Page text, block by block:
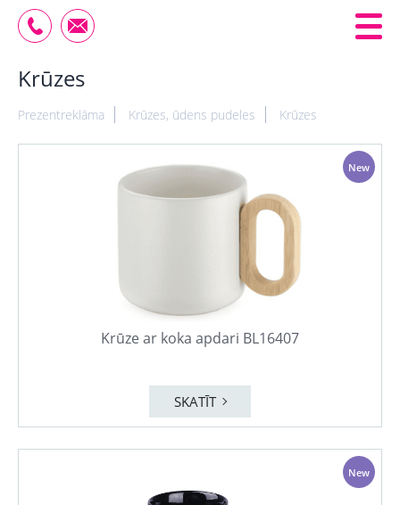
Krūzes
Prezentreklāma Krūzes, ūdens pudeles Krūzes
New
Krūze ar koka apdari BL16407
SKATĪT
New